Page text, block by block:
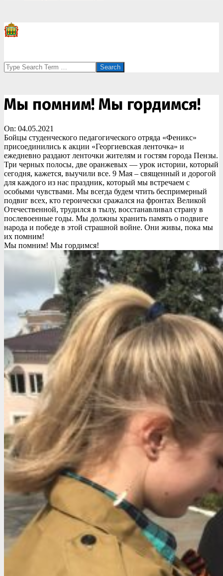
Search
Мы помним! Мы гордимся!
On: 04.05.2021
Бойцы студенческого педагогического отряда «Феникс»
присоединились к акции «Георгиевская ленточка» и
ежедневно раздают ленточки жителям и гостям города Пензы.
Три черных полосы, две оранжевых — урок истории, который
сегодня, кажется, выучили все. 9 Мая – священный и дорогой
для каждого из нас праздник, который мы встречаем с
особыми чувствами. Мы всегда будем чтить беспримерный
подвиг всех, кто героически сражался на фронтах Великой
Отечественной, трудился в тылу, восстанавливал страну в
послевоенные годы. Мы должны хранить память о подвиге
народа и победе в этой страшной войне. Они живы, пока мы
их помним!
Мы помним! Мы гордимся!